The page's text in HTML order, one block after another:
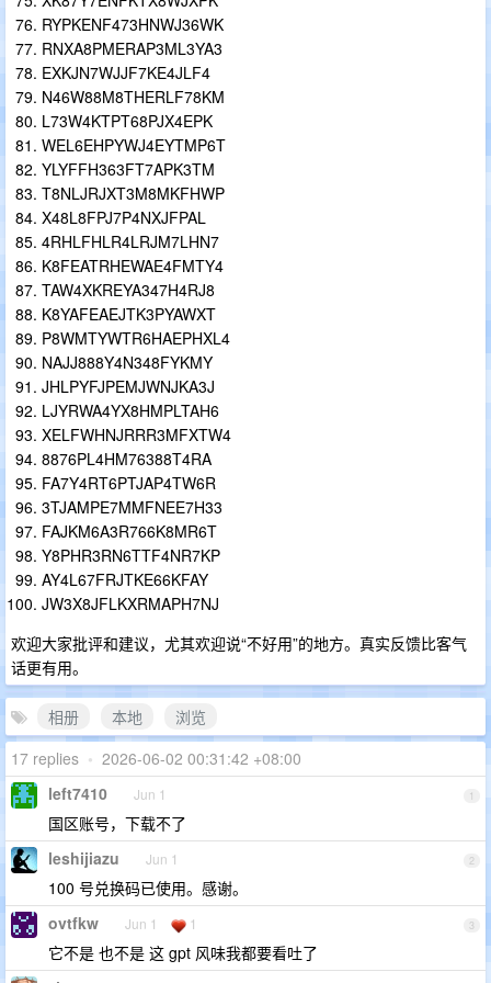
RYPKENF473HNWJ36WK
RNXA8PMERAP3ML3YA3
EXKJN7WJJF7KE4JLF4
N46W88M8THERLF78KM
L73W4KTPT68PJX4EPK
WEL6EHPYWJ4EYTMP6T
YLYFFH363FT7APK3TM
T8NLJRJXT3M8MKFHWP
X48L8FPJ7P4NXJFPAL
4RHLFHLR4LRJM7LHN7
K8FEATRHEWAE4FMTY4
TAW4XKREYA347H4RJ8
K8YAFEAEJTK3PYAWXT
P8WMTYWTR6HAEPHXL4
NAJJ888Y4N348FYKMY
JHLPYFJPEMJWNJKA3J
LJYRWA4YX8HMPLTAH6
XELFWHNJRRR3MFXTW4
8876PL4HM76388T4RA
FA7Y4RT6PTJAP4TW6R
3TJAMPE7MMFNEE7H33
FAJKM6A3R766K8MR6T
Y8PHR3RN6TTF4NR7KP
AY4L67FRJTKE66KFAY
JW3X8JFLKXRMAPH7NJ
欢迎大家批评和建议，尤其欢迎说“不好用”的地方。真实反馈比客气
话更有用。
相册 本地
浏览
17 replies • 2026-06-02 00:31:42 +08:00
1
left7410 Jun 1
国区账号，下载不了
2
leshijiazu Jun 1
100 号兑换码已使用。感谢。
3
ovtfkw Jun 1 1
它不是 也不是 这 gpt 风味我都要看吐了